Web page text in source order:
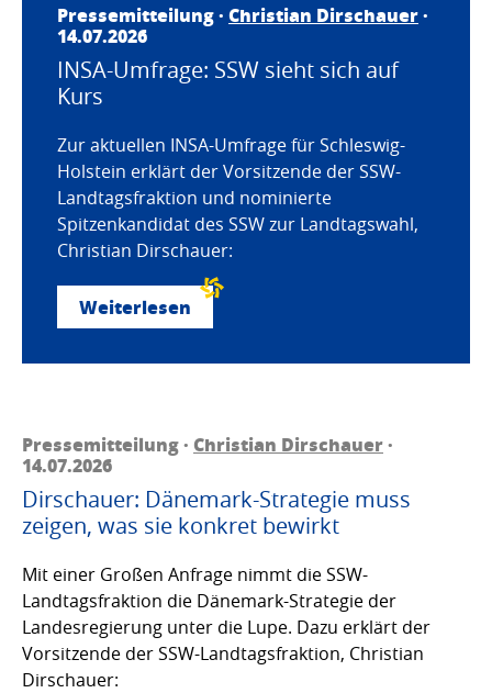
Pressemitteilung · Christian Dirschauer·
14.07.2026
INSA-Umfrage: SSW sieht sich auf
Kurs
Zur aktuellen INSA-Umfrage für Schleswig-
Holstein erklärt der Vorsitzende der SSW-
Landtagsfraktion und nominierte
Spitzenkandidat des SSW zur Landtagswahl,
Christian Dirschauer:
Weiterlesen
Pressemitteilung · Christian Dirschauer·
14.07.2026
Dirschauer: Dänemark-Strategie muss
zeigen, was sie konkret bewirkt
Mit einer Großen Anfrage nimmt die SSW-
Landtagsfraktion die Dänemark-Strategie der
Landesregierung unter die Lupe. Dazu erklärt der
Vorsitzende der SSW-Landtagsfraktion, Christian
Dirschauer: